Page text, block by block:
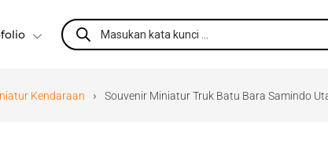
Kendaraan › Souvenir Miniatur Truk Batu Bara Samindo